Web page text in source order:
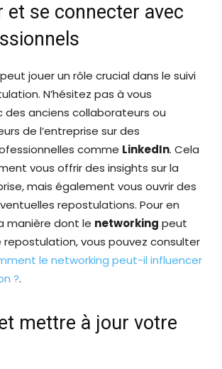
et se connecter avec
peut jouer un rôle crucial dans le suivi
N’hésitez pas à vous
anciens collaborateurs ou
de l’entreprise sur des
comme LinkedIn. Cela
vous offrir des insights sur la
mais également vous ouvrir des
repostulations. Pour en
manière dont le networking peut
vous pouvez consulter
le networking peut-il influencer
?.
mettre à jour votre